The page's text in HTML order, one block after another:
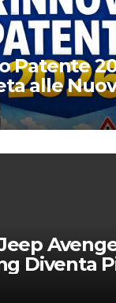
Patente
alle
e
Diventa